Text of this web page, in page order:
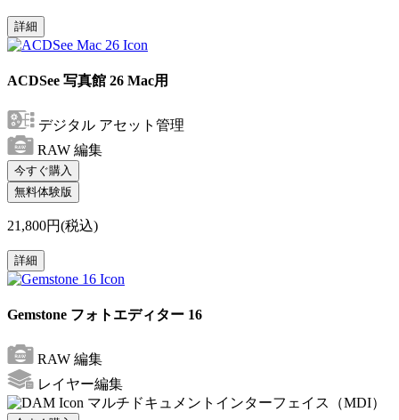
詳細
ACDSee 写真館 26 Mac用
デジタル アセット管理
RAW 編集
今すぐ購入
無料体験版
21,800円(税込)
詳細
Gemstone フォトエディター 16
RAW 編集
レイヤー編集
マルチドキュメントインターフェイス（MDI）